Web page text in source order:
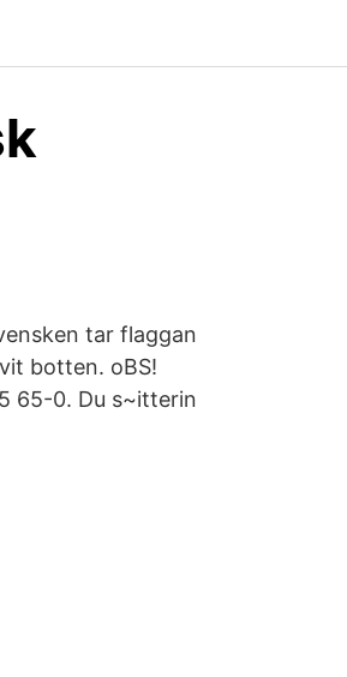
tar flaggan
botten. oBS!
65-0. Du s~itterin